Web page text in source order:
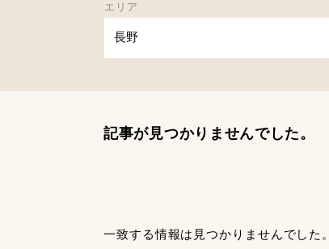
エリア
長野
記事が見つかりませんでした。
一致する情報は見つかりませんでした。